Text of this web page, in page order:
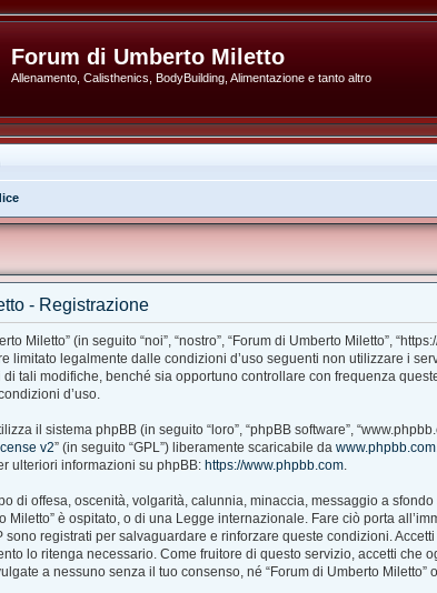
Forum di Umberto Miletto
Allenamento, Calisthenics, BodyBuilding, Alimentazione e tanto altro
- Registrazione
Miletto” (in seguito “noi”, “nostro”, “Forum di Umberto Miletto”,
limitato legalmente dalle condizioni d’uso seguenti non utilizzare i
tali modifiche, benché sia opportuno controllare con frequenza
d’uso.
il sistema phpBB (in seguito “loro”, “phpBB software”,
v2” (in seguito “GPL”) liberamente scaricabile da www.phpbb.com
ulteriori informazioni su phpBB: https://www.phpbb.com
di offesa, oscenità, volgarità, calunnia, minaccia, messaggio a
Miletto” è ospitato, o di una Legge internazionale. Fare ciò porta
registrati per salvaguardare e rinforzare queste condizioni.
lo ritenga necessario. Come fruitore di questo servizio, accetti
a nessuno senza il tuo consenso, né “Forum di Umberto